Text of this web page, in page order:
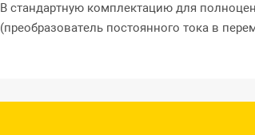
В стандартную комплектацию для
(преобразователь постоянного тока в